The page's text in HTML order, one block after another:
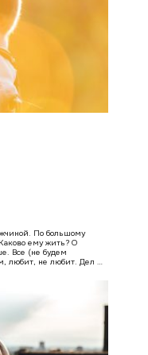
По большому
ему жить? О
Все (не будем
любит, не любит. Дел …